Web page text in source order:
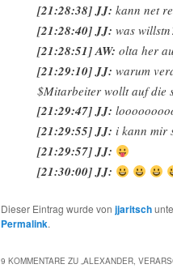
[21:28:38] JJ: kann net
[21:28:40] JJ: was
[21:28:51] AW: olta her
[21:29:10] JJ: warum
$Mitarbeiter wollt auf die
[21:29:47] JJ:
[21:29:55] JJ: i kann mir
[21:29:57] JJ:
[21:30:00] JJ:
Dieser Eintrag wurde von jjaritsch
Permalink.
9 KOMMENTARE ZU „ALEXANDER,